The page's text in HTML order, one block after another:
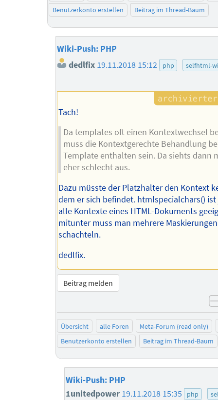
Benutzerkonto erstellen
Beitrag im Thread-Baum
Wiki-Push: PHP
dedlfix 19.11.2018 15:12 php selfhtml-
Tach!
Da templates oft einen Kontextwechsel
muss die Kontextgerechte Behandlung
Template enthalten sein. Da siehts dann
eher schlecht aus.
Dazu müsste der Platzhalter den Kontext
dem er sich befindet. htmlspecialchars()
alle Kontexte eines HTML-Dokuments
mitunter muss man mehrere Maskierungen
schachteln.
dedlfix.
Beitrag melden
Übersicht alle Foren
Meta-Forum (read only)
Benutzerkonto erstellen
Beitrag im Thread-Baum
Wiki-Push: PHP
1unitedpower 19.11.2018 15:35 php